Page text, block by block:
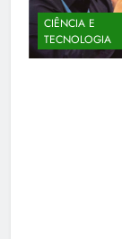
CIÊNCIA E
TECNOLOGIA